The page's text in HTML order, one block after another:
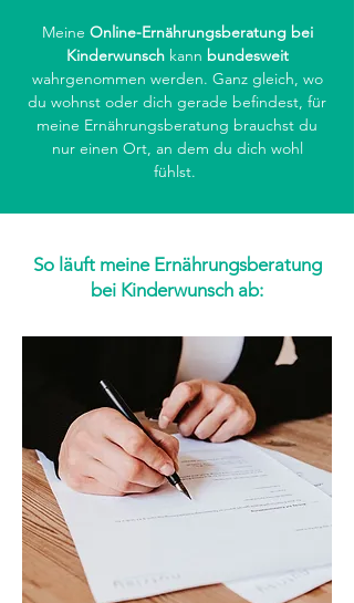
Meine Online-Ernährungsberatung bei
Kinderwunschkann bundesweit
wahrgenommen werden. Ganz gleich, wo
du wohnst oder dich gerade befindest, für
meine Ernährungsberatung brauchst du
nur einen Ort, an dem du dich wohl
fühlst.
So läuft meine Ernährungsberatung
bei Kinderwunsch ab: